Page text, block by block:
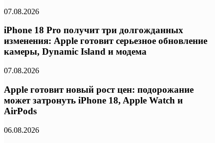
07.08.2026
iPhone 18 Pro получит три долгожданных
изменения: Apple готовит серьезное обновление
камеры, Dynamic Island и модема
07.08.2026
Apple готовит новый рост цен: подорожание
может затронуть iPhone 18, Apple Watch и
AirPods
06.08.2026